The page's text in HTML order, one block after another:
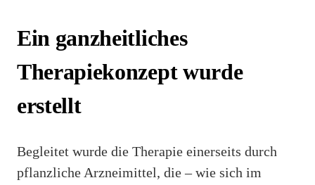
Ein ganzheitliches
Therapiekonzept wurde
erstellt
Begleitet wurde die Therapie einerseits durch
pflanzliche Arzneimittel, die – wie sich im